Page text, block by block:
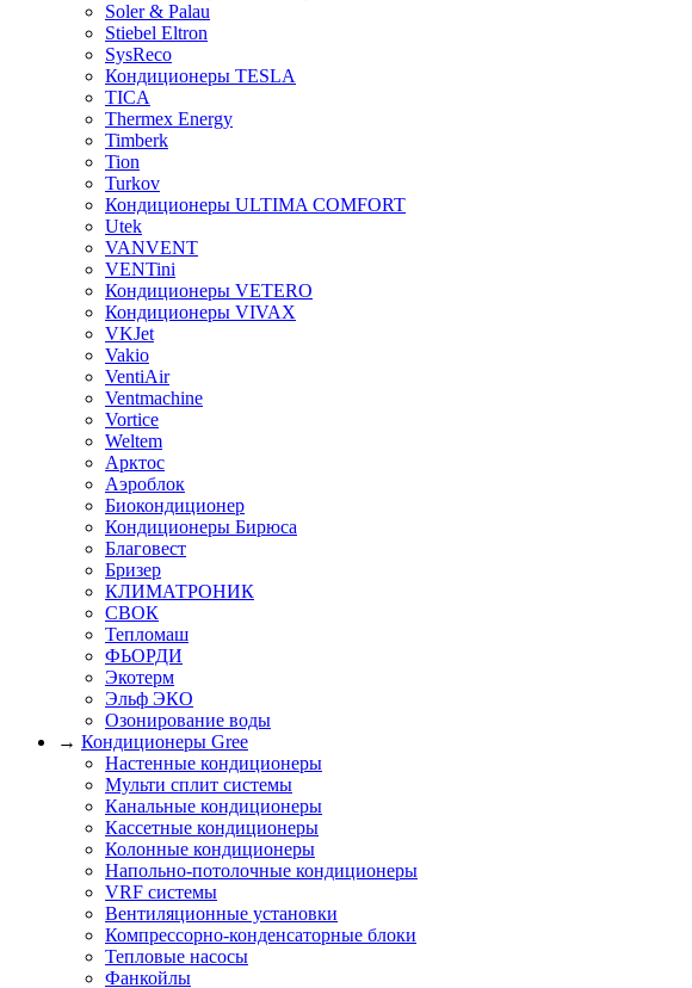
Soler & Palau
Stiebel Eltron
SysReco
Кондиционеры TESLA
TICA
Thermex Energy
Timberk
Tion
Turkov
Кондиционеры ULTIMA COMFORT
Utek
VANVENT
VENTini
Кондиционеры VETERO
Кондиционеры VIVAX
VKJet
Vakio
VentiAir
Ventmachine
Vortice
Weltem
Арктос
Аэроблок
Биокондиционер
Кондиционеры Бирюса
Благовест
Бризер
КЛИМАТРОНИК
СВОК
Тепломаш
ФЬОРДИ
Экотерм
Эльф ЭКО
Озонирование воды
→ Кондиционеры Gree
Настенные кондиционеры
Мульти сплит системы
Канальные кондиционеры
Кассетные кондиционеры
Колонные кондиционеры
Напольно-потолочные кондиционеры
VRF системы
Вентиляционные установки
Компрессорно-конденсаторные блоки
Тепловые насосы
Фанкойлы